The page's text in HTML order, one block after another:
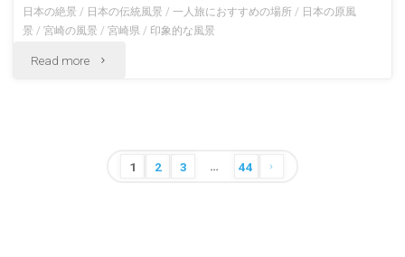
風
風
景"
日本の絶景 / 日本の伝統風景 /一人旅におすすめの場所 / 日本の原風
景 /宮崎の風景 /宮崎県 / 印象的な風景
Read more "鵜
投
1 2 3 … 44